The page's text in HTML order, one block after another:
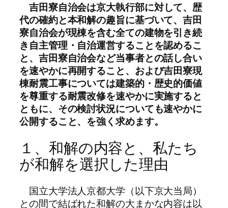
吉田寮自治会は京大執行部に対して、歴
代の確約と本和解の趣旨に基づいて、吉田
寮自治会が現棟を含む全ての建物を引き続
き自主管理・自治運営することを認めるこ
と、吉田寮自治会など当事者との話し合い
を速やかに再開すること、および吉田寮現
棟耐震工事については建築的・歴史的価値
を尊重する耐震改修を速やかに実施すると
ともに、その検討状況についても速やかに
公開すること、を強く求めます。
１、和解の内容と、私たち
が和解を選択した理由
国立大学法人京都大学（以下京大当局）
との間で結ばれた和解の大まかな内容は以